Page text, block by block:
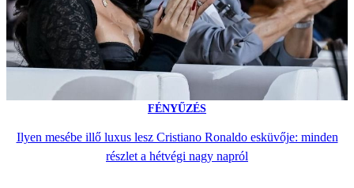
FÉNYŰZÉS
Ilyen mesébe illő luxus lesz Cristiano Ronaldo esküvője: minden
részlet a hétvégi nagy napról